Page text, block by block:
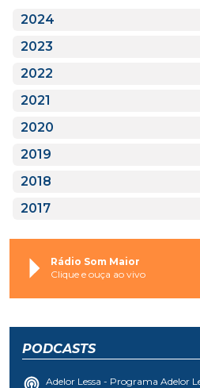
2024
2023
2022
2021
2020
2019
2018
2017
Rádio Som Maior
Clique e ouça ao vivo
PODCASTS
Adelor Lessa - Programa Adelor